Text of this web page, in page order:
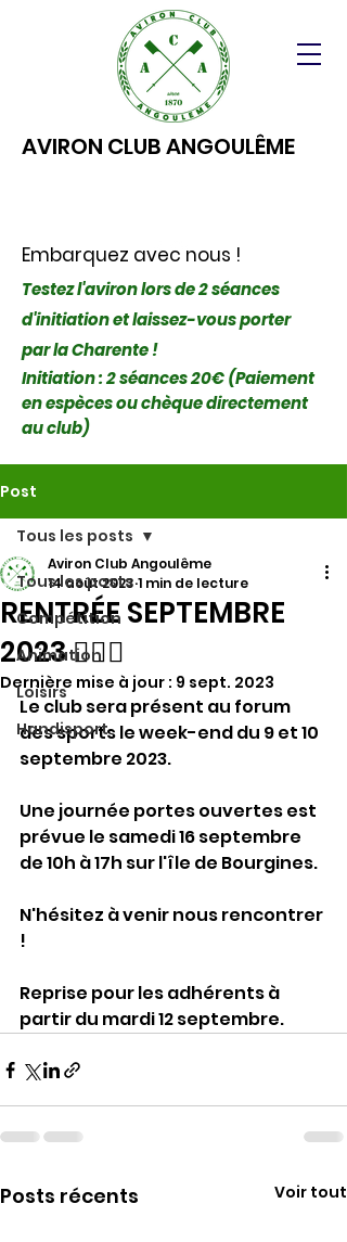
AVIRON CLUB ANGOULÊME
Embarquez avec nous !
Testez l'aviron lors de 2 séances
d'initiation et laissez-vous porter
par la Charente !
Initiation : 2 séances 20€ (Paiement
en espèces ou chèque directement
au club)
Post
Tous les posts
Compétition
Animation
Loisirs
Handisport
Tous les posts
RENTRÉE SEPTEMBRE
2023 🚣🏼‍♀️
Aviron Club Angoulême
14 août 2023 1 min de lecture
Dernière mise à jour : 9 sept. 2023
Le club sera présent au forum
des sports le week-end du 9 et 10
septembre 2023.
Une journée portes ouvertes est
prévue le samedi 16 septembre
de 10h à 17h sur l'île de Bourgines.
N'hésitez à venir nous rencontrer
!
Reprise pour les adhérents à
partir du mardi 12 septembre.
Posts récents Voir tout